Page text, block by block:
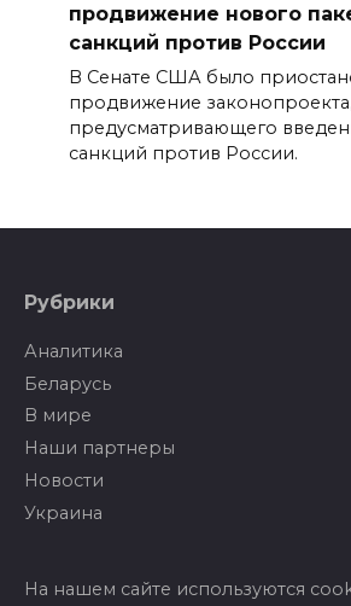
продвижение нового
санкций против России
В Сенате США было
продвижение
предусматривающего
санкций против России.
Рубрики
Аналитика
Беларусь
В мире
Наши партнеры
Новости
Украина
На нашем сайте используются